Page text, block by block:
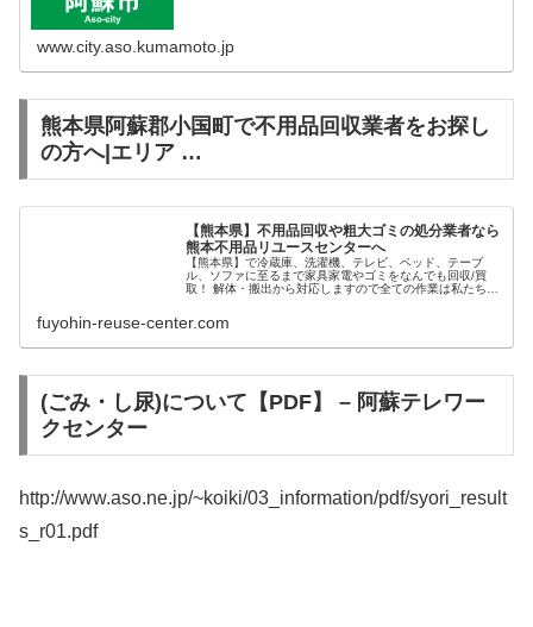
www.city.aso.kumamoto.jp
熊本県阿蘇郡小国町で不用品回収業者をお探し
の方へ|エリア …
【熊本県】不用品回収や粗大ゴミの処分業者なら
熊本不用品リユースセンターへ
【熊本県】で冷蔵庫、洗濯機、テレビ、ベッド、テーブ
ル、ソファに至るまで家具家電やゴミをなんでも回収/買
取！ 解体・搬出から対応しますので全ての作業は私たちに
fuyohin-reuse-center.com
(ごみ・し尿)について【PDF】 – 阿蘇テレワー
クセンター
http://www.aso.ne.jp/~koiki/03_information/pdf/syori_result
s_r01.pdf